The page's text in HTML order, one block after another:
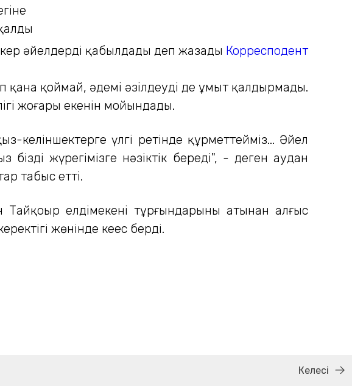
әйелдерді қабылдады деп жазады Корресподент
қана қоймай, әдемі әзілдеуді де ұмыт қалдырмады.
жоғары екенін мойындады.
келіншектерге үлгі ретінде құрметтейміз... Әйел
жүрегімізге нәзіктік береді", - деген аудан
табыс етті.
елдімекені тұрғындарының атынан алғыс
жөнінде кеңес берді.
Келесі